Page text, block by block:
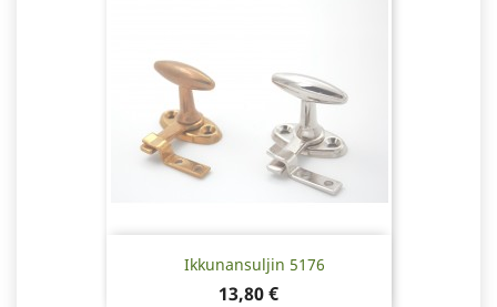
Ikkunansuljin 5176
Hinta
13,80 €